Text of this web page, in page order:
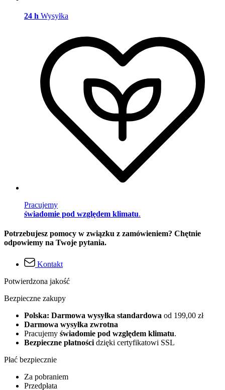
24 h Wysyłka
Pracujemy
świadomie pod względem klimatu.
Potrzebujesz pomocy w związku z zamówieniem? Chętnie
odpowiemy na Twoje pytania.
Kontakt
Potwierdzona jakość
Bezpieczne zakupy
Polska: Darmowa wysyłka standardowa od 199,00 zł
Darmowa wysyłka zwrotna
Pracujemy świadomie pod względem klimatu.
Bezpieczne płatności dzięki certyfikatowi SSL
Płać bezpiecznie
Za pobraniem
Przedpłata